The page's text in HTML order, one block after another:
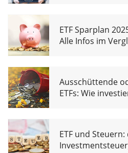
ETF Sparplan
Alle Infos im
Ausschüttende
ETFs: Wie
ETF und Steuern: